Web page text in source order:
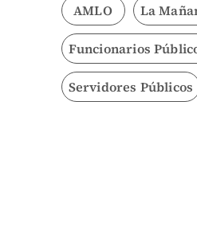
AMLO La
Funcionarios
Servidores Públicos